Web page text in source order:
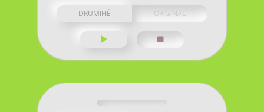
DRUMIFIÉ ORIGINAL